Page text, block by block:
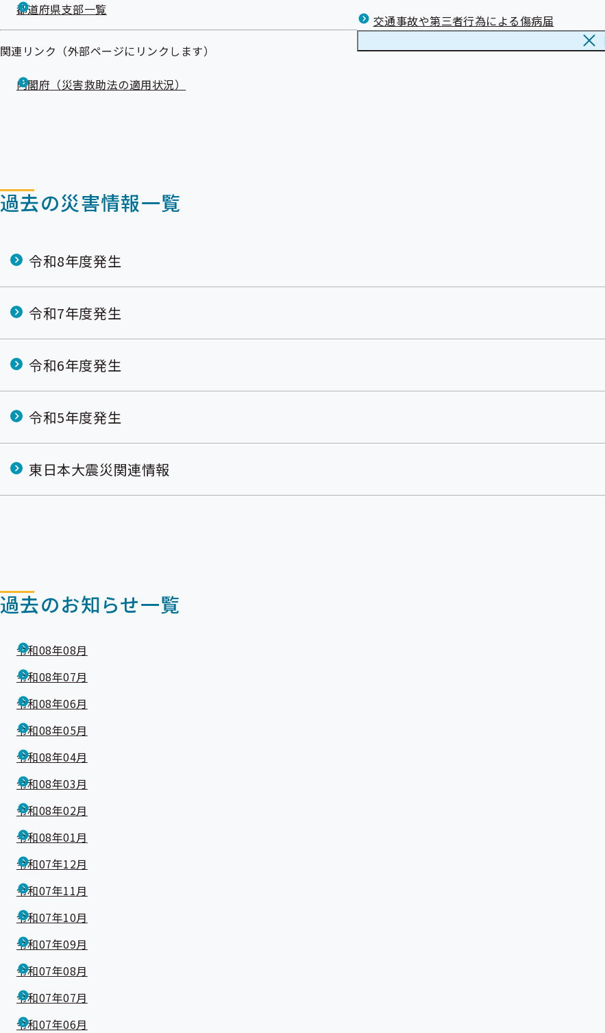
交通事故や第三者行為による傷病届
都道府県支部一覧
関連リンク（外部ページにリンクします）
内閣府（災害救助法の適用状況）
過去の災害情報一覧
令和8年度発生
令和7年度発生
令和6年度発生
令和5年度発生
東日本大震災関連情報
過去のお知らせ一覧
令和08年08月
令和08年07月
令和08年06月
令和08年05月
令和08年04月
令和08年03月
令和08年02月
令和08年01月
令和07年12月
令和07年11月
令和07年10月
令和07年09月
令和07年08月
令和07年07月
令和07年06月